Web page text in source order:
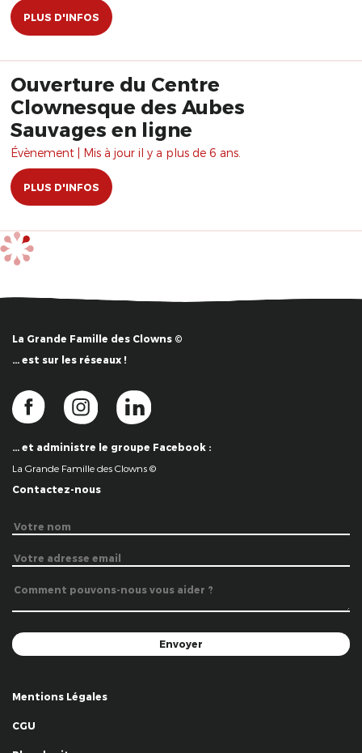
PLUS D'INFOS
Ouverture du Centre
Clownesque des Aubes
Sauvages en ligne
Évènement | Mis à jour il y a plus de 6 ans.
PLUS D'INFOS
La Grande Famille des Clowns ©
… est sur les réseaux !
… et administre le groupe Facebook :
La Grande Famille des Clowns ©
Contactez-nous
Mentions Légales
CGU